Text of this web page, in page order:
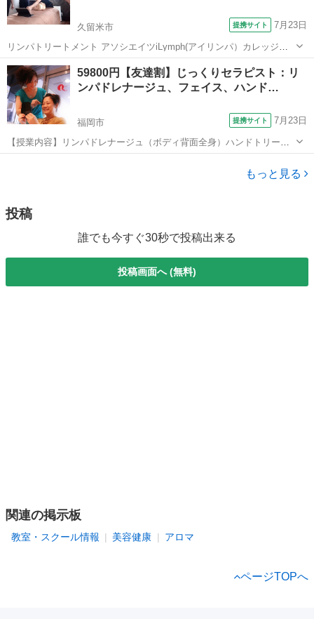
久留米市 提携サイト 7月23日
リンパトリートメント アソシエイツiLymph(アイリンパ）カレッジで
は リンパトリートメント予防医学、美容、癒しの三つの基本が学べる
総合スクールです。受講時間の大半をリンパトリートメントの基本と
実地訓練にあてる為、手の職を...
福岡 久留米市 マッサージ
59800円【友達割】じっくりセラピスト：リ
ンパドレナージュ、フェイス、ハンド…
福岡市 提携サイト 7月23日
【授業内容】リンパドレナージュ（ボディ背面全身）ハンドトリート
メント（アロマ）フェイスエステのこの３つの技術がついていま
す！！激安です。また、学科＆技術もきちんと行います。無料質問、
もっと見る
投稿
誰でも今すぐ30秒で投稿出来る
投稿画面へ (無料)
関連の掲示板
教室・スクール情報 美容健康 アロマ
ページTOPへ